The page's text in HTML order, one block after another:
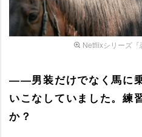
Netflixシリーズ
――男装だけでなく馬に
いこなしていました。練
か？